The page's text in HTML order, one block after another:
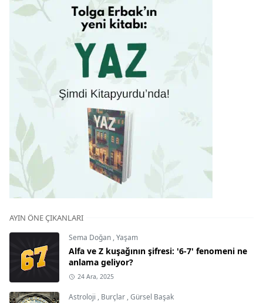
AYIN ÖNE ÇIKANLARI
Sema Doğan ,Yaşam
Alfa ve Z kuşağının şifresi: '6-7' fenomeni ne
anlama geliyor?
24 Ara, 2025
Astroloji , Burçlar ,Gürsel Başak